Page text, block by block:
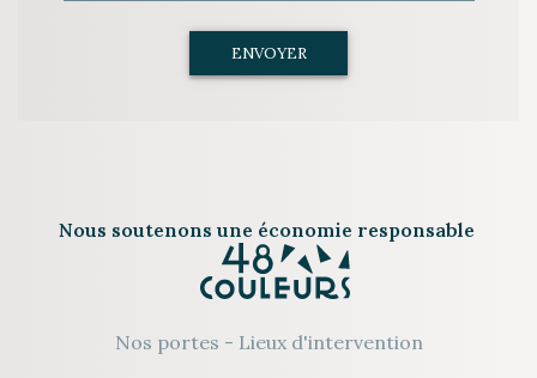
ENVOYER
Nous soutenons une économie responsable
Nos portes - Lieux d'intervention